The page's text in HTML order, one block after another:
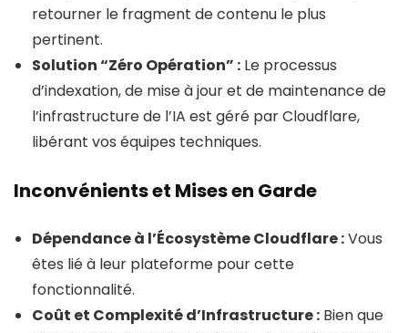
retourner le fragment de contenu le plus
pertinent.
Solution “Zéro Opération” : Le processus
d’indexation, de mise à jour et de maintenance de
l’infrastructure de l’IA est géré par Cloudflare,
libérant vos équipes techniques.
Inconvénients et Mises en Garde
Dépendance à l’Écosystème Cloudflare :Vous
êtes lié à leur plateforme pour cette
fonctionnalité.
Coût et Complexité d’Infrastructure : Bien que